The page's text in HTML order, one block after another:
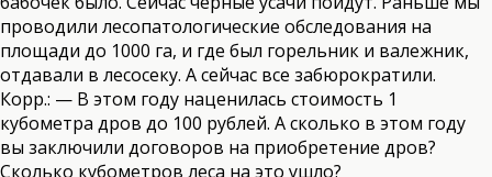
проводили лесопатологические обследования на
площади до 1000 га, и где был горельник и валежник,
отдавали в лесосеку. А сейчас все забюрократили.
Корр.: — В этом году наценилась стоимость 1
кубометра дров до 100 рублей. А сколько в этом году
вы заключили договоров на приобретение дров?
Сколько кубометров леса на это ушло?